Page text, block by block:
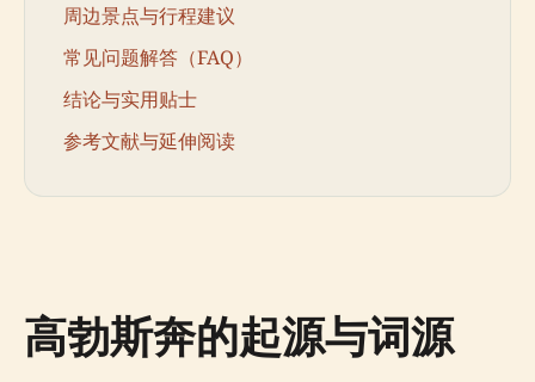
周边景点与行程建议
常见问题解答（FAQ）
结论与实用贴士
参考文献与延伸阅读
高勃斯奔的起源与词源